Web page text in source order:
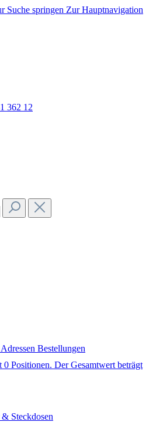
Suche springen Zur Hauptnavigation
362 12
Adressen Bestellungen
0 Positionen. Der Gesamtwert beträgt
Steckdosen